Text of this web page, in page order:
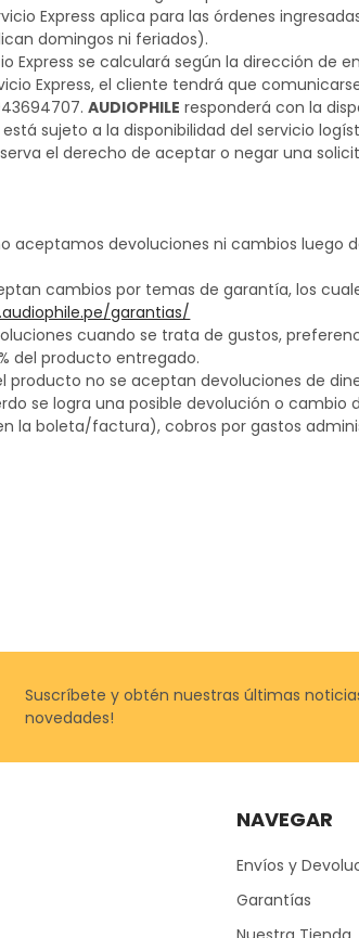
Express aplica para las órdenes
domingos ni feriados).
Express se calculará según la dirección de
Express, el cliente tendrá que
AUDIOPHILE responderá con la
está sujeto a la disponibilidad del servicio
el derecho de aceptar o negar una
aceptamos devoluciones ni cambios luego
cambios por temas de garantía, los
garantias/
cuando se trata de gustos,
del producto entregado.
producto no se aceptan devoluciones de
se logra una posible devolución o
la boleta/factura), cobros por gastos
Suscríbete y obtén nuestras últimas
novedades!
NAVEGAR
Envíos y
Garantías